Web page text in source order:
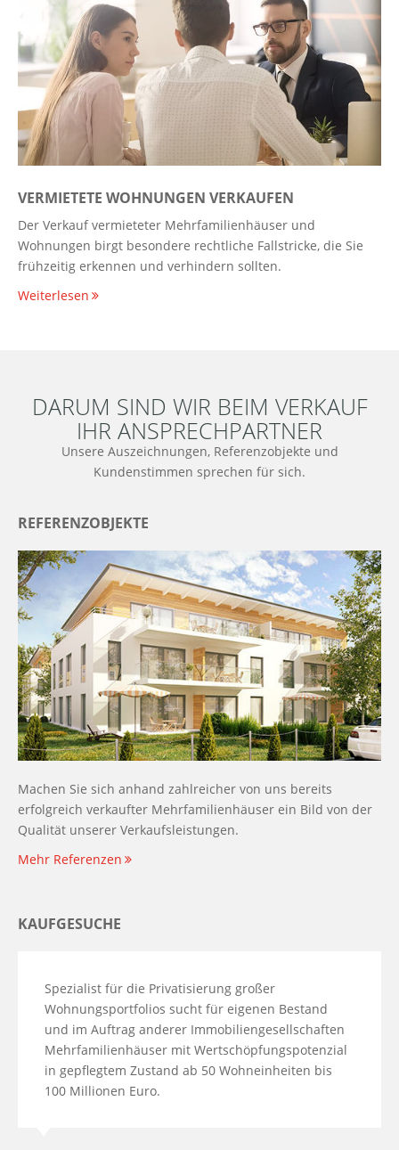
VERMIETETE WOHNUNGEN VERKAUFEN
Der Verkauf vermieteter Mehrfamilienhäuser und
Wohnungen birgt besondere rechtliche Fallstricke, die Sie
frühzeitig erkennen und verhindern sollten.
Weiterlesen
DARUM SIND WIR BEIM VERKAUF
IHR ANSPRECHPARTNER
Unsere Auszeichnungen, Referenzobjekte und
Kundenstimmen sprechen für sich.
REFERENZOBJEKTE
Machen Sie sich anhand zahlreicher von uns bereits
erfolgreich verkaufter Mehrfamilienhäuser ein Bild von der
Qualität unserer Verkaufsleistungen.
Mehr Referenzen
KAUFGESUCHE
Spezialist für die Privatisierung großer
Wohnungsportfolios sucht für eigenen Bestand
und im Auftrag anderer Immobiliengesellschaften
Mehrfamilienhäuser mit Wertschöpfungspotenzial
in gepflegtem Zustand ab 50 Wohneinheiten bis
100 Millionen Euro.